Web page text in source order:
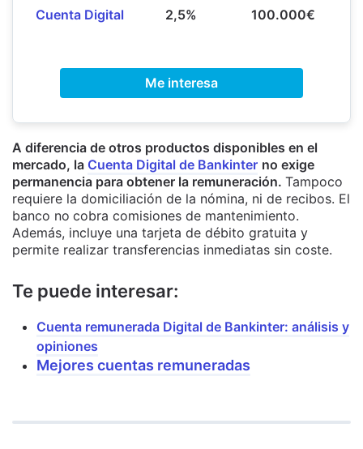
Cuenta Digital 2,5% 100.000€
Me interesa
A diferencia de otros productos disponibles en el
mercado, la Cuenta Digital de Bankinter no exige
permanencia para obtener la remuneración. Tampoco
requiere la domiciliación de la nómina, ni de recibos. El
banco no cobra comisiones de mantenimiento.
Además, incluye una tarjeta de débito gratuita y
permite realizar transferencias inmediatas sin coste.
Te puede interesar:
Cuenta remunerada Digital de Bankinter: análisis y
opiniones
Mejores cuentas remuneradas